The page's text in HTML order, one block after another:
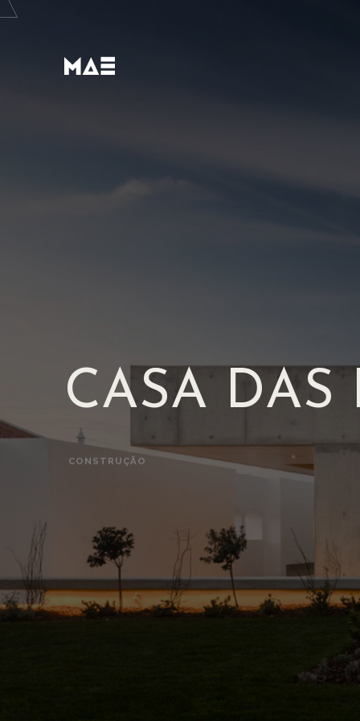
CASA DAS
CONSTRUÇÃO
EXPLORAR PROJETO